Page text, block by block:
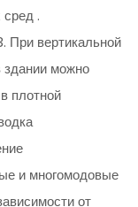
.
При вертикальной
здании можно
плотной
и многомодовые
от